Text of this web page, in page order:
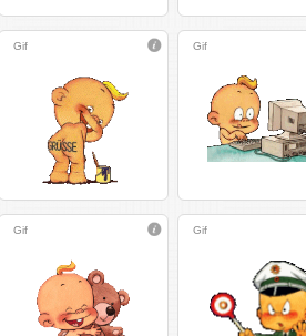
Gif Gif
Gif Gif